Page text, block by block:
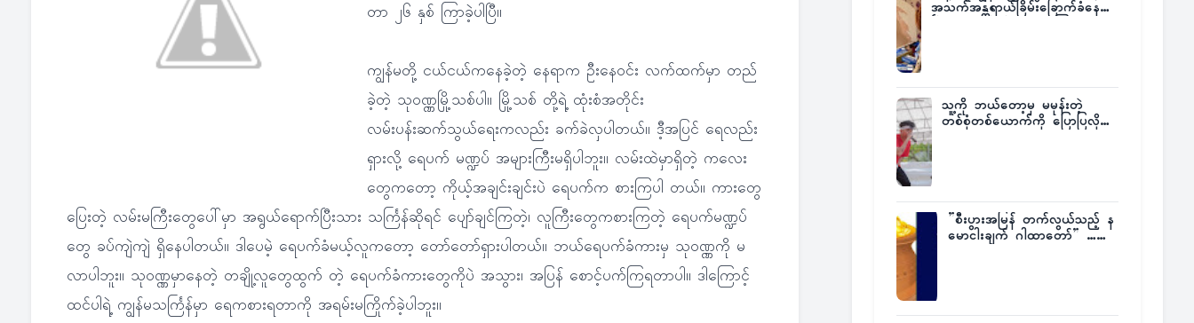
တာ ၂၆ နှစ် ကြာခဲ့ပါပြီ။
ကျွန်မတို့ ငယ်ငယ်ကနေခဲ့တဲ့ နေရာက ဦးနေဝင်း လက်ထက်မှာ တည်
ခဲ့တဲ့ သုဝဏ္ဏမြို့သစ်ပါ။ မြို့သစ် တို့ရဲ့ ထုံးစံအတိုင်း
လမ်းပန်းဆက်သွယ်ရေးကလည်း ခက်ခဲလှပါတယ်။ ဒီ့အပြင် ရေလည်း
ရှားလို့ ရေပက် မဏ္ဍပ် အများကြီးမရှိပါဘူး။ လမ်းထဲမှာရှိတဲ့ ကလေး
တွေကတော့ ကိုယ့်အချင်းချင်းပဲ ရေပက်က စားကြပါ တယ်။ ကားတွေ
ပြေးတဲ့ လမ်းမကြီးတွေပေါ်မှာ အရွယ်ရောက်ပြီးသား သင်္ကြန်ဆိုရင် ပျော်ချင်ကြတဲ့၊ လူကြီးတွေကစားကြတဲ့ ရေပက်မဏ္ဍပ်
တွေ ခပ်ကျဲကျဲ ရှိနေပါတယ်။ ဒါပေမဲ့ ရေပက်ခံမယ့်လူကတော့ တော်တော်ရှားပါတယ်။ ဘယ်ရေပက်ခံကားမှ သုဝဏ္ဏကို မ
လာပါဘူး။ သုဝဏ္ဏမှာနေတဲ့ တချို့လူတွေထွက် တဲ့ ရေပက်ခံကားတွေကိုပဲ အသွား၊ အပြန် စောင့်ပက်ကြရတာပါ။ ဒါကြောင့်
ထင်ပါရဲ့ ကျွန်မသင်္ကြန်မှာ ရေကစားရတာကို အရမ်းမကြိုက်ခဲ့ပါဘူး။
အသက်အန္တရာယ်ခြိမ်းခြောက်ခံနေရ
သူ့ကို ဘယ်တော့မှ မမုန်းတဲ့
တစ်စုံတစ်ယောက်ကို ပြောပြလိုက်
”စီးပွားအမြန် တက်လွယ်သည့် န
မောငါးချက် ဂါထာတော်” ……